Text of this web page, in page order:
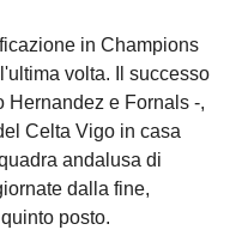
in Champions
volta. Il successo
Hernandez e Fornals -,
Celta Vigo in casa
andalusa di
dalla fine,
posto.